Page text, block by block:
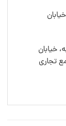
خیابان
تجاری